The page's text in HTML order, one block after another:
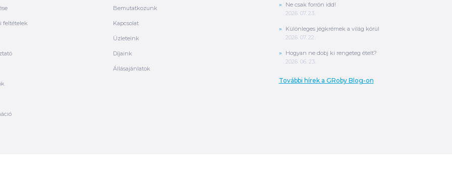
feltételek
Bemutatkozunk
Kapcsolat
Üzleteink
Díjaink
Állásajánlatok
Ne csak forrón idd!
2026. 07. 23.
Különleges jégkrémek a világ körül
2026. 07. 22.
Hogyan ne dobj ki rengeteg ételt?
2026. 06. 23.
További hírek a GRoby Blog-on